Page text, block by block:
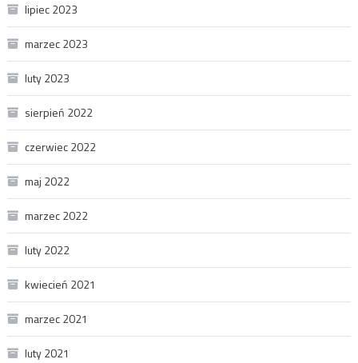
lipiec 2023
marzec 2023
luty 2023
sierpień 2022
czerwiec 2022
maj 2022
marzec 2022
luty 2022
kwiecień 2021
marzec 2021
luty 2021